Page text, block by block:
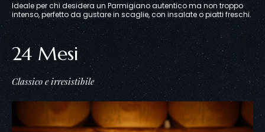
Ideale per chi desidera un Parmigiano autentico ma non troppo
intenso, perfetto da gustare in scaglie, con insalate o piatti freschi.
24 Mesi
Classico e irresistibile